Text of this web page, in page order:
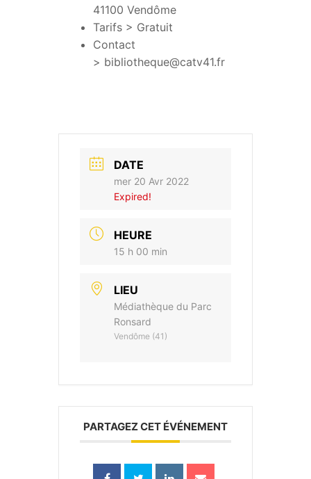
41100 Vendôme
Tarifs > Gratuit
Contact
> bibliotheque@catv41.fr
DATE
mer 20 Avr 2022
Expired!
HEURE
15 h 00 min
LIEU
Médiathèque du Parc
Ronsard
Vendôme (41)
PARTAGEZ CET ÉVÉNEMENT